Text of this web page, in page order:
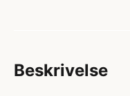
Beskrivelse